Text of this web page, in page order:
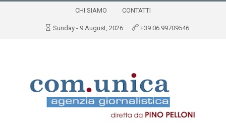
CHI SIAMO CONTATTI
Sunday - 9 August, 2026 +39 06 99709546